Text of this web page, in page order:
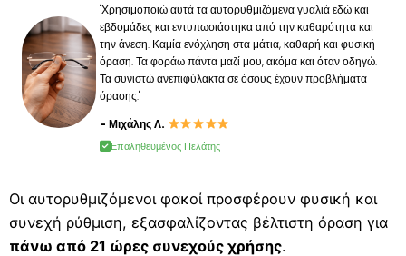
"Χρησιμοποιώ αυτά τα αυτορυθμιζόμενα γυαλιά εδώ και
εβδομάδες και εντυπωσιάστηκα από την καθαρότητα και
την άνεση. Καμία ενόχληση στα μάτια, καθαρή και φυσική
όραση. Τα φοράω πάντα μαζί μου, ακόμα και όταν οδηγώ.
Τα συνιστώ ανεπιφύλακτα σε όσους έχουν προβλήματα
όρασης."
- Μιχάλης Λ.
Επαληθευμένος Πελάτης
Οι αυτορυθμιζόμενοι φακοί προσφέρουν φυσική και
συνεχή ρύθμιση, εξασφαλίζοντας βέλτιστη όραση για
πάνω από 21 ώρες συνεχούς χρήσης.